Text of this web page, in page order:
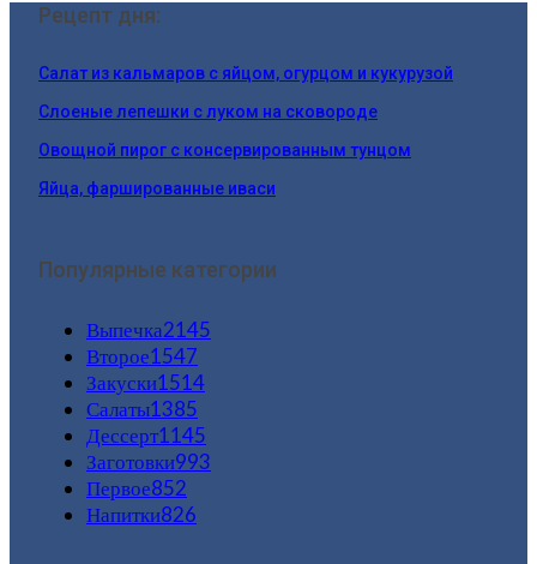
Рецепт дня:
Салат из кальмаров с яйцом, огурцом и кукурузой
Слоеные лепешки с луком на сковороде
Овощной пирог с консервированным тунцом
Яйца, фаршированные иваси
Популярные категории
Выпечка2145
Второе1547
Закуски1514
Салаты1385
Дессерт1145
Заготовки993
Первое852
Напитки826